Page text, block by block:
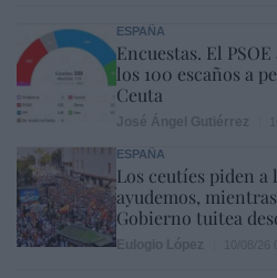
ESPAÑA
Encuestas. El
los 100 escaños a
Ceuta
ESPAÑA
Los ceutíes piden a
ayudemos,
Gobierno tuitea